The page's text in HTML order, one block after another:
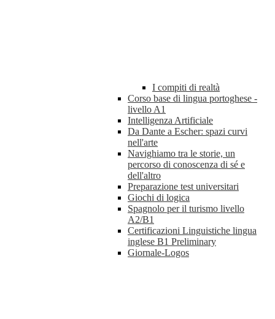
I compiti di realtà
Corso base di lingua portoghese -
livello A1
Intelligenza Artificiale
Da Dante a Escher: spazi curvi
nell'arte
Navighiamo tra le storie, un
percorso di conoscenza di sé e
dell'altro
Preparazione test universitari
Giochi di logica
Spagnolo per il turismo livello
A2/B1
Certificazioni Linguistiche lingua
inglese B1 Preliminary
Giornale-Logos